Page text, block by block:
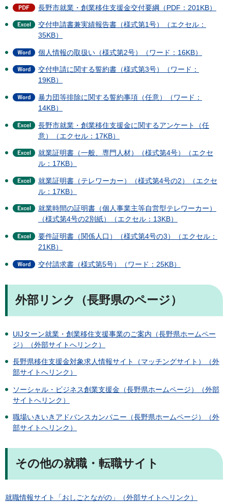
長野市就業・創業移住支援金交付要綱（PDF：201KB）
交付申請書兼実績報告書（様式第1号）（エクセル：
35KB）
個人情報の取扱い（様式第2号）（ワード：16KB）
交付申請に関する誓約書（様式第3号）（ワード：
19KB）
暴力団等排除に関する誓約事項（任意）（ワード：
14KB）
長野市就業・創業移住支援金に関するアンケート（任
意）（エクセル：17KB）
就業証明書（一般、専門人材）（様式第4号）（エクセ
ル：17KB）
就業証明書（テレワーカー）（様式第4号の2）（エクセ
ル：17KB）
就業時間の証明書（個人事業主等自営型テレワーカー）
（様式第4号の2別紙）（エクセル：13KB）
要件証明書（関係人口）（様式第4号の3）（エクセル：
21KB）
交付請求書（様式第5号）（ワード：25KB）
外部リンク（長野県のページ）
UIJターン就業・創業移住支援事業のご案内（長野県ホームペー
ジ）（外部サイトへリンク）
長野県移住支援金対象求人情報サイト（マッチングサイト）（外
部サイトへリンク）
ソーシャル・ビジネス創業支援金（長野県ホームページ）（外部
サイトへリンク）
職場いきいきアドバンスカンパニー（長野県ホームページ）（外
部サイトへリンク）
その他の就職・転職サイト
就職情報サイト「おしごとながの」（外部サイトへリンク）